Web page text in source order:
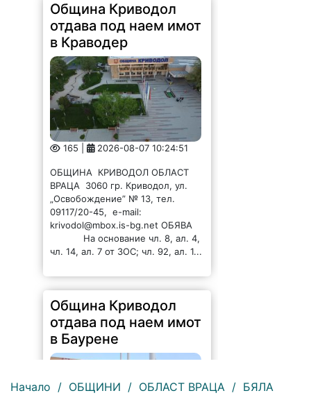
Община Криводол
отдава под наем имот
в Краводер
165 | 2026-08-07 10:24:51
ОБЩИНА КРИВОДОЛ ОБЛАСТ
ВРАЦА 3060 гр. Криводол, ул.
„Освобождение” № 13, тел.
09117/20-45, e-mail:
krivodol@mbox.is-bg.net ОБЯВА
На основание чл. 8, ал. 4,
чл. 14, ал. 7 от ЗОС; чл. 92, ал. 1...
Община Криводол
отдава под наем имот
в Баурене
Начало / ОБЩИНИ / ОБЛАСТ ВРАЦА / БЯЛА